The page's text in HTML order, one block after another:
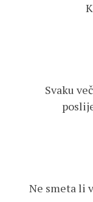
Svaku
Ne smeta li